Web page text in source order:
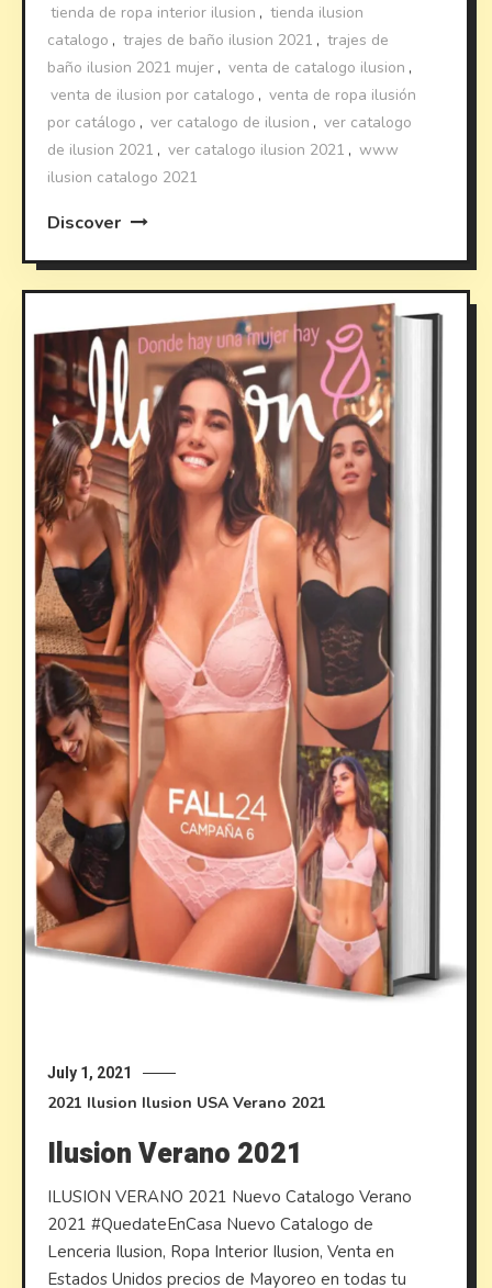
tienda de ropa interior ilusion , tienda ilusion
catalogo , trajes de baño ilusion 2021 , trajes de
baño ilusion 2021 mujer , venta de catalogo ilusion ,
venta de ilusion por catalogo , venta de ropa ilusión
por catálogo , ver catalogo de ilusion , ver catalogo
de ilusion 2021 , ver catalogo ilusion 2021 , www
ilusion catalogo 2021
Discover
July 1, 2021
2021 Ilusion Ilusion USA Verano 2021
Ilusion Verano 2021
ILUSION VERANO 2021 Nuevo Catalogo Verano
2021 #QuedateEnCasa Nuevo Catalogo de
Lenceria Ilusion, Ropa Interior Ilusion, Venta en
Estados Unidos precios de Mayoreo en todas tu